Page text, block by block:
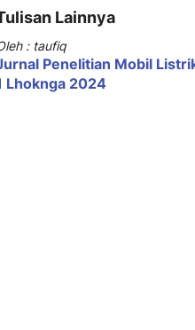
Lainnya
: taufiq
Penelitian Mobil
Lhoknga 2024